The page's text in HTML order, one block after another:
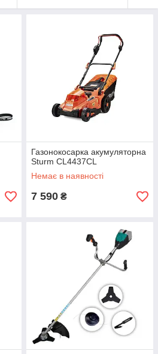
Газонокосарка акумуляторна
Sturm CL4437CL
Немає в наявності
7 590 ₴